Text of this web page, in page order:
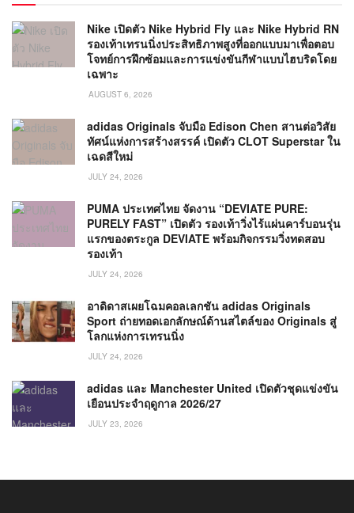
Nike เปิดตัว Nike Hybrid Fly และ Nike Hybrid RN
รองเท้าเทรนนิ่งประสิทธิภาพสูงที่ออกแบบมาเพื่อตอบ
โจทย์การฝึกซ้อมและการแข่งขันกีฬาแบบไฮบริดโดย
เฉพาะ
AUGUST 6, 2026
adidas Originals จับมือ Edison Chen สานต่อวิสัย
ทัศน์แห่งการสร้างสรรค์ เปิดตัว CLOT Superstar ใน
เฉดสีใหม่
JULY 24, 2026
PUMA ประเทศไทย จัดงาน “DEVIATE PURE:
PURELY FAST” เปิดตัว รองเท้าวิ่งไร้แผ่นคาร์บอนรุ่น
แรกของตระกูล DEVIATE พร้อมกิจกรรมวิ่งทดสอบ
รองเท้า
JULY 24, 2026
อาดิดาสเผยโฉมคอลเลกชัน adidas Originals
Sport ถ่ายทอดเอกลักษณ์ด้านสไตล์ของ Originals สู่
โลกแห่งการเทรนนิ่ง
JULY 24, 2026
adidas และ Manchester United เปิดตัวชุดแข่งขัน
เยือนประจำฤดูกาล 2026/27
JULY 23, 2026